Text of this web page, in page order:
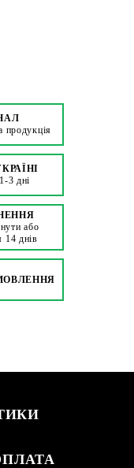
продукція
3 дні
або
14 днів